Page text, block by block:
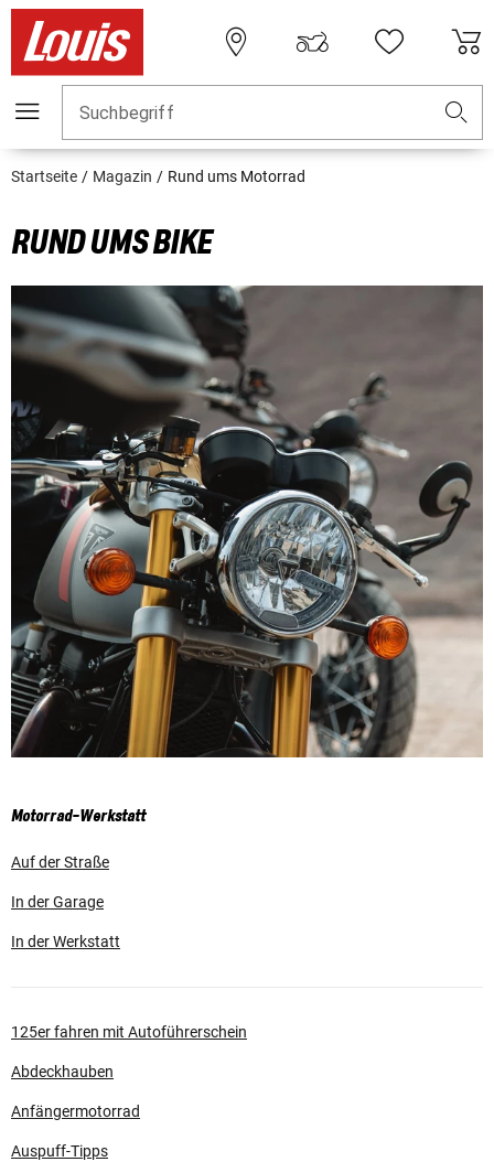
Suchbegriff
Startseite Magazin Rund ums Motorrad
RUND UMS BIKE
Motorrad-Werkstatt
Auf der Straße
In der Garage
In der Werkstatt
125er fahren mit Autoführerschein
Abdeckhauben
Anfängermotorrad
Auspuff-Tipps